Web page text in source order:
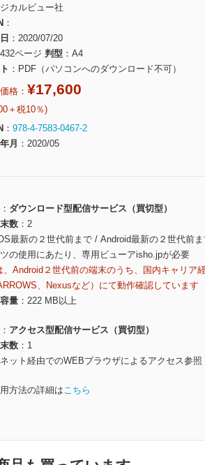
カルビュー社
2020/07/20
432ページ 判型
A4
PDF（パソコンへのダウンロード不可）
格： ¥17,600
＋税10％)
978-4-7583-0467-2
月
2020/05
ダウンロード型配信サービス（買切型）
数
2
最新の２世代前まで / Android最新の２世代前
の使用にあたり、専用ビューアisho.jpが必要
Android２世代前の端末のうち、国内キャリア
、Nexusなど）にて動作確認しています
量
222 MB以上
アクセス型配信サービス（買切型）
数
1
ット経由でのWEBブラウザによるアクセス参照
方法の詳細はこちら